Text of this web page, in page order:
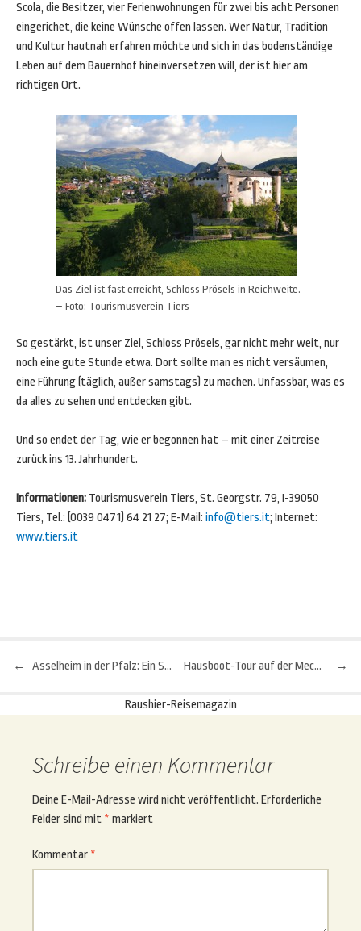
Scola, die Besitzer, vier Ferienwohnungen für zwei bis acht Personen
eingerichet, die keine Wünsche offen lassen. Wer Natur, Tradition
und Kultur hautnah erfahren möchte und sich in das bodenständige
Leben auf dem Bauernhof hineinversetzen will, der ist hier am
richtigen Ort.
Das Ziel ist fast erreicht, Schloss Prösels in Reichweite.
– Foto: Tourismusverein Tiers
So gestärkt, ist unser Ziel, Schloss Prösels, gar nicht mehr weit, nur
noch eine gute Stunde etwa. Dort sollte man es nicht versäumen,
eine Führung (täglich, außer samstags) zu machen. Unfassbar, was es
da alles zu sehen und entdecken gibt.
Und so endet der Tag, wie er begonnen hat – mit einer Zeitreise
zurück ins 13. Jahrhundert.
Informationen: Tourismusverein Tiers, St. Georgstr. 79, I-39050
Tiers, Tel.: (0039 0471) 64 21 27; E-Mail: info@tiers.it; Internet:
www.tiers.it
Beitragsnavigation
← Asselheim in der Pfalz: Ein Schneckenleben wie im Paradies →
Hausboot-Tour auf der Mecklenburgischen Seenplatte: Mit Finchen auf großer Fahrt
Raushier-Reisemagazin
Schreibe einen Kommentar
Deine E-Mail-Adresse wird nicht veröffentlicht. Erforderliche
Felder sind mit * markiert
Kommentar *